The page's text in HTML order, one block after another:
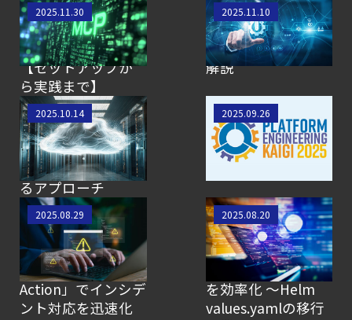
Sysdig MCP Server
x Claude Desktop
を試してみました
【セットアップか
ら実践まで】
2025.11.30
Sysdig運用の基本！
トラブルシューティ
ングのポイントを
解説
2025.11.10
クラウドにおける
サーバーレスワー
クロードの保護：
Sysdig Secureによ
るアプローチ
2025.10.14
Platform
Engineering Kaigi
2025 参加レポート
2025.09.26
検知から対応をシ
ームレスに！
Sysdigの新機能
「Response
Action」でインシデ
ント対応を迅速化
2025.08.29
【SCSK技術者によ
るブログ】生成AIで
Sysdigエージェント
のアップグレード
を効率化 〜Helm
values.yamlの移行
2025.08.20